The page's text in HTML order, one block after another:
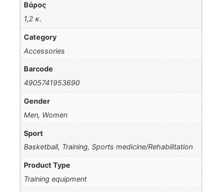
Βάρος
1,2 κ.
Category
Accessories
Barcode
4905741953690
Gender
Men, Women
Sport
Basketball, Training, Sports medicine/Rehabilitation
Product Type
Training equipment